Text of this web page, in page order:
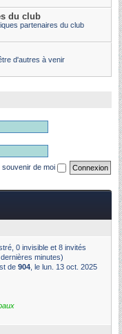
du club
partenaires du club
d'autres à venir
souvenir de moi
0 invisible et 8 invités
minutes)
de 904 , le lun. 13 oct. 2025